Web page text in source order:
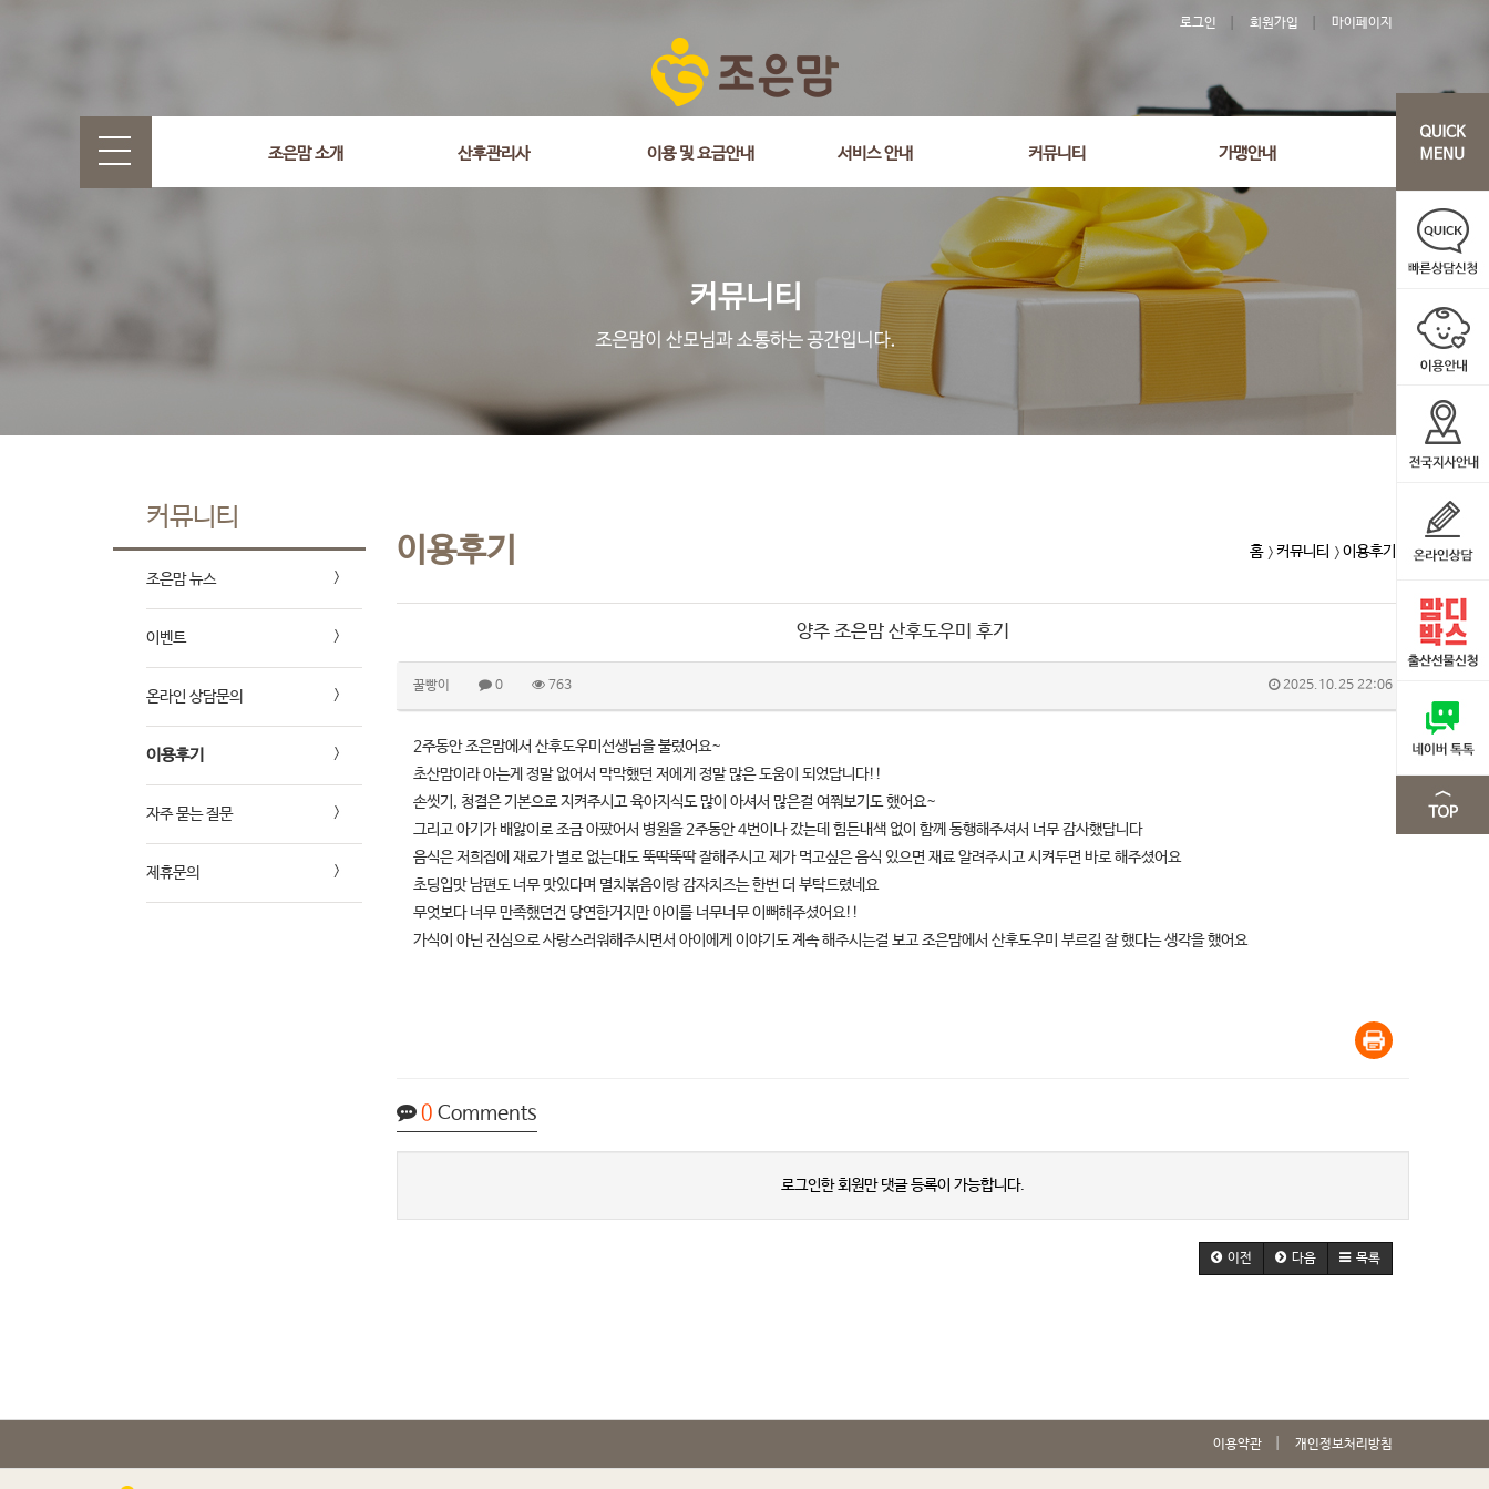
로그인 회원가입 마이페이지
조은맘 소개 산후관리사 이용 및 요금안내 서비스 안내 커뮤니티 가맹안내
select wr_id, wr_subject from g5_write_m05_04 where wr_is_comment = 0 and wr_datetime <= '2025-10-25 22:06:54' and wr_id <> '2636' order by wr_datetime desc limit 1 asdasf
커뮤니티
조은맘 뉴스
이벤트
온라인 상담문의
이용후기
자주 묻는 질문
제휴문의
이용후기 홈 커뮤니티 이용후기
양주 조은맘 산후도우미 후기
꿀빵이 0 763 2025.10.25 22:06
2주동안 조은맘에서 산후도우미선생님을 불렀어요~
초산맘이라 아는게 정말 없어서 막막했던 저에게 정말 많은 도움이 되었답니다!!
손씻기, 청결은 기본으로 지켜주시고 육아지식도 많이 아셔서 많은걸 여쭤보기도 했어요~
그리고 아기가 배앓이로 조금 아팠어서 병원을 2주동안 4번이나 갔는데 힘든내색 없이 함께 동행해주셔서 너무 감사했답니다
음식은 저희집에 재료가 별로 없는대도 뚝딱뚝딱 잘해주시고 제가 먹고싶은 음식 있으면 재료 알려주시고 시켜두면 바로 해주셨어요
초딩입맛 남편도 너무 맛있다며 멸치볶음이랑 감자치즈는 한번 더 부탁드렸네요
무엇보다 너무 만족했던건 당연한거지만 아이를 너무너무 이뻐해주셨어요!!
가식이 아닌 진심으로 사랑스러워해주시면서 아이에게 이야기도 계속 해주시는걸 보고 조은맘에서 산후도우미 부르길 잘 했다는 생각을 했어요
0 Comments
로그인한 회원만 댓글 등록이 가능합니다.
이전 다음 목록
이용약관 개인정보처리방침